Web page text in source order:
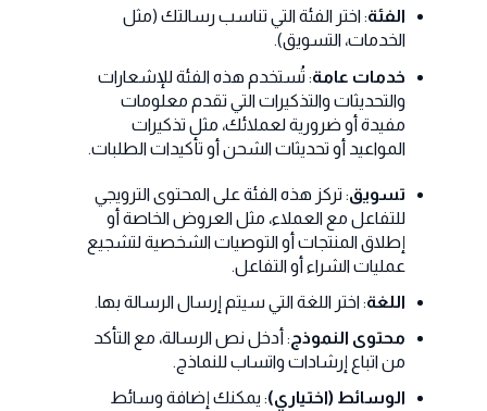
الفئة: اختر الفئة التي تناسب رسالتك (مثل
الخدمات، التسويق).
خدمات عامة: تُستخدم هذه الفئة للإشعارات
والتحديثات والتذكيرات التي تقدم معلومات
مفيدة أو ضرورية لعملائك، مثل تذكيرات
المواعيد أو تحديثات الشحن أو تأكيدات الطلبات.
تسويق: تركز هذه الفئة على المحتوى الترويجي
للتفاعل مع العملاء، مثل العروض الخاصة أو
إطلاق المنتجات أو التوصيات الشخصية لتشجيع
عمليات الشراء أو التفاعل.
اللغة: اختر اللغة التي سيتم إرسال الرسالة بها.
محتوى النموذج : أدخل نص الرسالة، مع التأكد
من اتباع إرشادات واتساب للنماذج.
الوسائط (اختياري): يمكنك إضافة وسائط